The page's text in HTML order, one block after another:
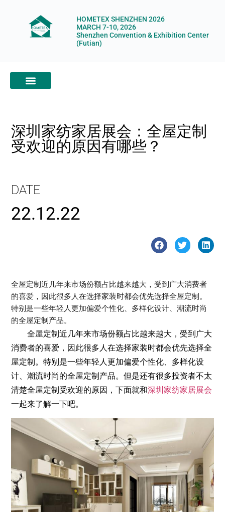
HOMETEX SHENZHEN 2026
MARCH 7-10, 2026
Shenzhen Convention & Exhibition Center
(Futian)
深圳家纺家居展会：全屋定制
受欢迎的原因有哪些？
DATE
22.12.22
全屋定制近几年来市场份额占比越来越大，受到广大消费者
的喜爱，因此很多人在选择家装时都会优先选择全屋定制。
特别是一些年轻人更加偏爱个性化、多样化设计、潮流时尚
的全屋定制产品。
全屋定制近几年来市场份额占比越来越大，受到广大
消费者的喜爱，因此很多人在选择家装时都会优先选择全
屋定制。特别是一些年轻人更加偏爱个性化、多样化设
计、潮流时尚的全屋定制产品。但是还有很多投资者不太
清楚全屋定制受欢迎的原因，下面就和深圳家纺家居展会
一起来了解一下吧。